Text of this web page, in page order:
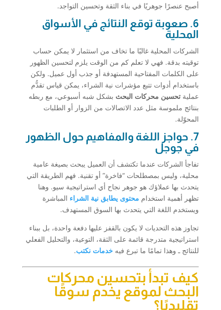
أصبح عنصرًا جوهريًا في بناء الثقة وتحسين التواجد.
6. صعوبة توقع النتائج في الأسواق
المحلية
الشركات المحلية غالبًا ما تخاف من استثمار لا يمكن حساب
توقيته بدقة. فهي لا تعلم كم من الوقت يلزم لتحسين الظهور
على الكلمات المفتاحية المستهدفة أو جذب أول عميل. ولكن
باستخدام أدوات تتبع مؤشرات نية الشراء، يمكن قياس تقدُّم
عملية تحسين محركات البحث بشكل شبه أسبوعي، مع ربطه
بنتائج ملموسة مثل عدد الاتصالات من الزوار أو الطلبات
المحوّلة.
7. حواجز اللغة والمفاهيم حول الظهور
في جوجل
تفاجأ الشركات عندما تكتشف أن العميل يبحث بصيغة عامية
محلية، وليس بمصطلحات “فاخرة” أو تقنية. فهم الطريقة التي
يتحدث بها عملاؤك هو جوهر نجاح أي استراتيجية سيو. وهنا
تظهر أهمية استخدام محتوى يطابق نية الشراء المباشرة
ويستخدم اللغة التي يتحدث بها السوق المستهدف.
تجاوز هذه التحديات لا يكون بالقفز عليها دفعة واحدة، بل ببناء
استراتيجية متدرجة قائمة على الثقة، التوعية، والتحليل الفعلي
للنتائج ـ وهذا تمامًا ما تبرع فيه خدمات نكتب.
كيف تبدأ بتحسين محركات
البحث لموقع يخدم سوقًا
تقليديًا؟